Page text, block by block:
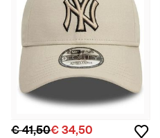
€ 41,50€ 34,50